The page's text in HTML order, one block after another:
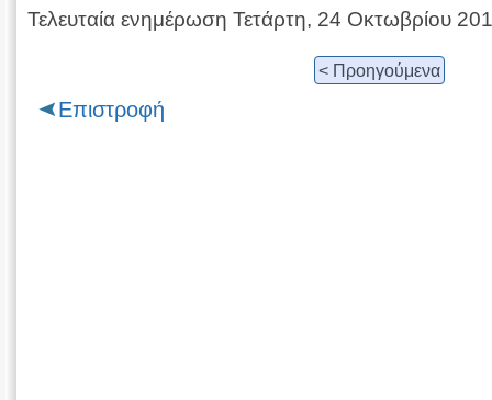
Τελευταία ενημέρωση Τετάρτη, 24 Οκτωβρίου
< Προηγούμενα
Επιστροφή